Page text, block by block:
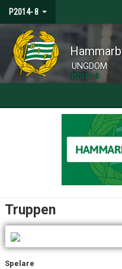
P2014- 8
UNGDOM
P2014-8
TRUPPEN
BILDGALLERI
Truppen
Spelare